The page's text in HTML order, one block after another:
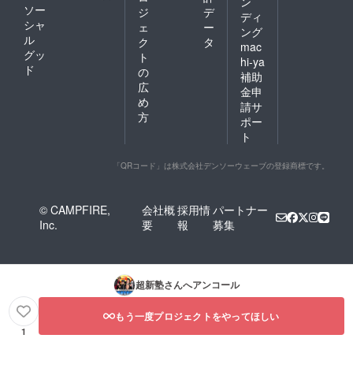
ソー
シャ
ル
グッ
ド
ジ
ェ
ク
ト
の
広
め
方
デ
ー
タ
ディ
ング
mac
hi-ya
補助
金申
請サ
ポー
ト
「QRコード」は株式会社デンソーウェーブの登録商標です。
© CAMPFIRE,
Inc.
会社概
要
採用情
報
パートナー
募集
超新塾さんへアンコール
1
もう一度プロジェクトをやってほしい